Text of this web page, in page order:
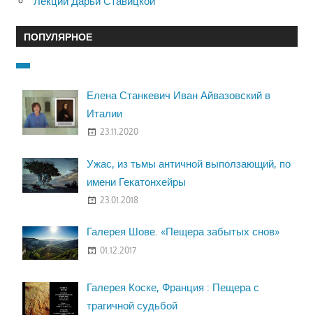
ПОПУЛЯРНОЕ
Елена Станкевич Иван Айвазовский в
Италии
23.11.2020
Ужас, из тьмы античной выползающий, по
имени Гекатонхейры
23.01.2018
Галерея Шове. «Пещера забытых снов»
01.12.2017
Галерея Коске, Франция : Пещера с
трагичной судьбой